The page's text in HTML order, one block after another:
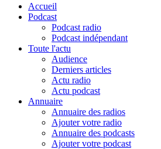
Accueil
Podcast
Podcast radio
Podcast indépendant
Toute l'actu
Audience
Derniers articles
Actu radio
Actu podcast
Annuaire
Annuaire des radios
Ajouter votre radio
Annuaire des podcasts
Ajouter votre podcast